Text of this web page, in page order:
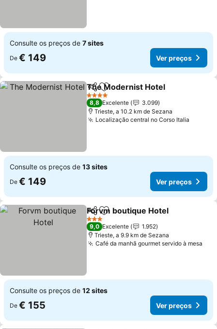
Consulte os preços de 7 sites
De € 149 Ver preços
PartilharAdicionar aos favoritos
The Modernist Hotel
4 Estrelas
8,8 Excelente
3.099
Trieste, a 10.2 km de Sezana
Localização central no Corso Italia
Consulte os preços de 13 sites
De € 149 Ver preços
PartilharAdicionar aos favoritos
Forvm boutique Hotel
3 Estrelas
9,0 Excelente
1.952
Trieste, a 9.9 km de Sezana
Café da manhã gourmet servido à mesa
Consulte os preços de 12 sites
De € 155 Ver preços